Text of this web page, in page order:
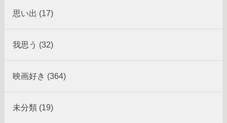
思い出 (17)
我思う (32)
映画好き (364)
未分類 (19)